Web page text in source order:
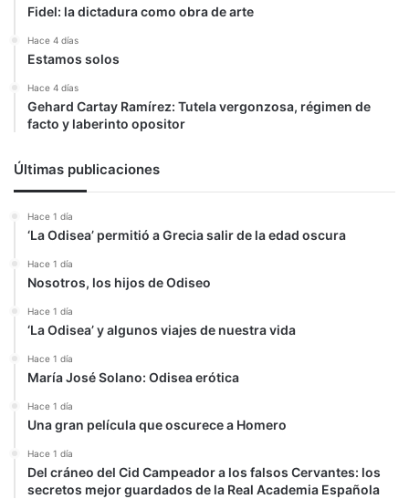
Fidel: la dictadura como obra de arte
Hace 4 días
Estamos solos
Hace 4 días
Gehard Cartay Ramírez: Tutela vergonzosa, régimen de
facto y laberinto opositor
Últimas publicaciones
Hace 1 día
‘La Odisea’ permitió a Grecia salir de la edad oscura
Hace 1 día
Nosotros, los hijos de Odiseo
Hace 1 día
‘La Odisea’ y algunos viajes de nuestra vida
Hace 1 día
María José Solano: Odisea erótica
Hace 1 día
Una gran película que oscurece a Homero
Hace 1 día
Del cráneo del Cid Campeador a los falsos Cervantes: los
secretos mejor guardados de la Real Academia Española